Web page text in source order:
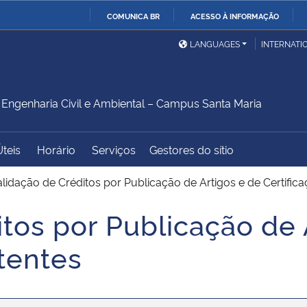
COMUNICA BR ACESSO À INFORMAÇÃO
Ministério da Defesa
Ministério das Relações
Exteriores
Ministério do
Desenvolvimento Regional
Controladoria-Geral da
União
Advocacia-Geral da União Banco Central do Brasil
LANGUAGES
Civil e Ambiental – Campus Santa Maria
Horário Serviços Gestores do sítio
de Créditos por Publicação de Artigos e de
por Publicação de